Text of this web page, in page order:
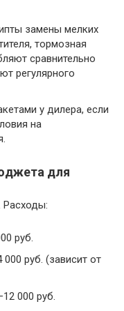
замены мелких
тормозная
сравнительно
регулярного
у дилера, если
на
для
Расходы:
руб.
руб. (зависит от
000 руб.